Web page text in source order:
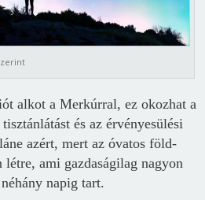
alkot a Merkúrral, ez okozhat a
és az érvényesülési
azért, mert az óvatos föld-
ami gazdaságilag nagyon
napig tart.